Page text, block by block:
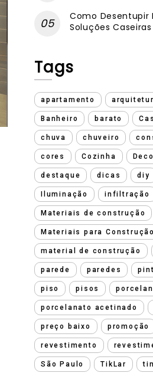
Como Desentupir
Soluções
Tags
apartamento
Banheiro barato
chuva chuveiro
cores Cozinha
destaque dicas diy
Iluminação infiltração
Materiais de construção
Materiais para Construção
material de construção
parede paredes
piso pisos
porcelanato acetinado
preço baixo promoção
revestimento
São Paulo TikLar